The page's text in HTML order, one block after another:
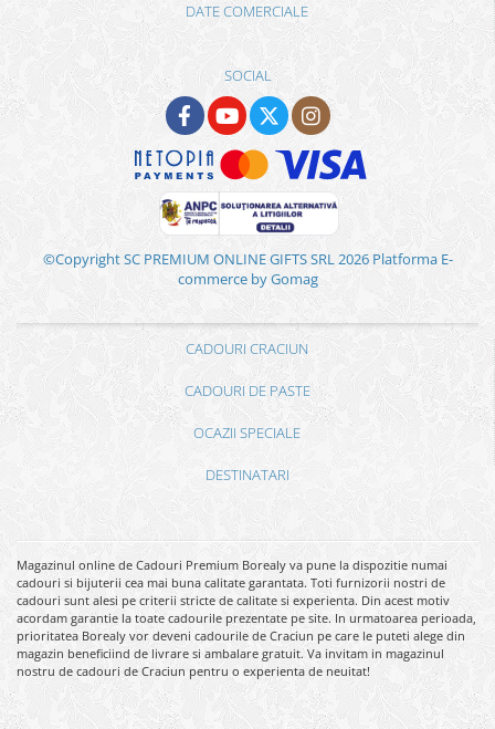
DATE COMERCIALE
SOCIAL
©Copyright SC PREMIUM ONLINE GIFTS SRL 2026 Platforma E-
commerce by Gomag
CADOURI CRACIUN
CADOURI DE PASTE
OCAZII SPECIALE
DESTINATARI
Magazinul online de Cadouri Premium Borealy va pune la dispozitie numai
cadouri si bijuterii cea mai buna calitate garantata. Toti furnizorii nostri de
cadouri sunt alesi pe criterii stricte de calitate si experienta. Din acest motiv
acordam garantie la toate cadourile prezentate pe site. In urmatoarea perioada,
prioritatea Borealy vor deveni cadourile de Craciun pe care le puteti alege din
magazin beneficiind de livrare si ambalare gratuit. Va invitam in magazinul
nostru de cadouri de Craciun pentru o experienta de neuitat!